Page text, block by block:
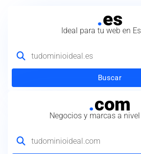
.es
Ideal para tu web en
Buscar
.com
Negocios y marcas a